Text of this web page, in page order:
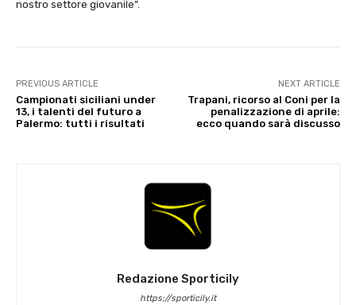
nostro settore giovanile”.
PREVIOUS ARTICLE
Campionati siciliani under
13, i talenti del futuro a
Palermo: tutti i risultati
NEXT ARTICLE
Trapani, ricorso al Coni per la
penalizzazione di aprile:
ecco quando sarà discusso
Redazione Sporticily
https://sporticily.it